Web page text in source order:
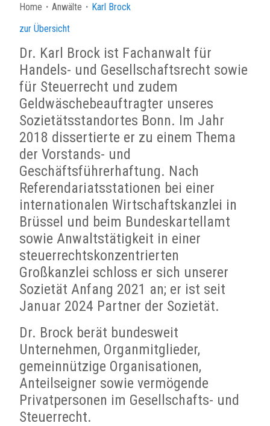
Home ・ Anwälte ・ Karl Brock
zur Übersicht
Dr. Karl Brock ist Fachanwalt für
Handels- und Gesellschaftsrecht sowie
für Steuerrecht und zudem
Geldwäschebeauftragter unseres
Sozietätsstandortes Bonn. Im Jahr
2018 dissertierte er zu einem Thema
der Vorstands- und
Geschäftsführerhaftung. Nach
Referendariatsstationen bei einer
internationalen Wirtschaftskanzlei in
Brüssel und beim Bundeskartellamt
sowie Anwaltstätigkeit in einer
steuerrechtskonzentrierten
Großkanzlei schloss er sich unserer
Sozietät Anfang 2021 an; er ist seit
Januar 2024 Partner der Sozietät.
Dr. Brock berät bundesweit
Unternehmen, Organmitglieder,
gemeinnützige Organisationen,
Anteilseigner sowie vermögende
Privatpersonen im Gesellschafts- und
Steuerrecht.